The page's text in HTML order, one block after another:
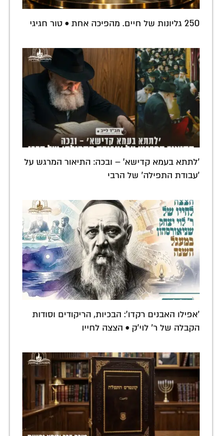
250 גליונות של חיים. מהפיכה אחת • טור חגיגי
'לתתא בעמא קדישא' – ובכה: התיאור המרגש על
'עבודת התפילה' של הרבי
'אפילו האבנים רקדו': הבכיות, הריקודים וסודות
הקבלה של ר' לוי'ק • הצצה לחייו